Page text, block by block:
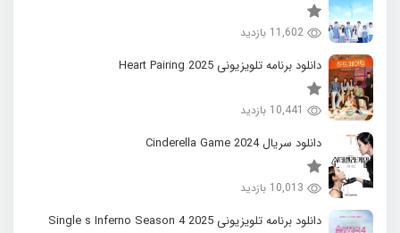
11,602 بازدید
دانلود برنامه تلویزیونی 2025 Heart Pairing
10,441 بازدید
دانلود سریال 2024 Cinderella Game
10,013 بازدید
دانلود برنامه تلویزیونی 2025 Single s Inferno Season 4